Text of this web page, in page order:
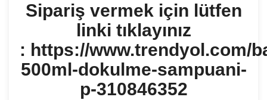
Sipariş vermek için lütfen
linki tıklayınız
: https://www.trendyol.com/
500ml-dokulme-sampuani-
p-310846352